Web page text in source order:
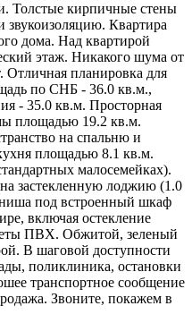
Толстые кирпичные стены
звукоизоляцию. Квартира
дома. Над квартирой
этаж. Никакого шума от
Отличная планировка для
по СНБ - 36.0 кв.м.,
- 35.0 кв.м. Просторная
площадью 19.2 кв.м.
на спальню и
площадью 8.1 кв.м.
малосемейках).
застекленную лоджию (1.0
под встроенный шкаф
включая остекление
ПВХ. Обжитой, зеленый
В шаговой доступности
поликлиника, остановки
транспортное сообщение
Звоните, покажем в